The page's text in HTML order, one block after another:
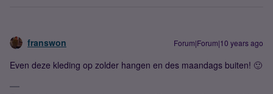
franswon Forum|Forum|10 years ago
Even deze kleding op zolder hangen en des maandags buiten! 🙂